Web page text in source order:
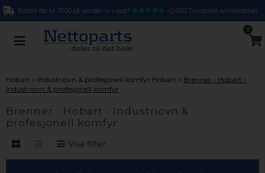
Bestill før kl. 17.00 så sender vi i dag* >2.000 Trustpilot anmeldelser
0
Hobart » Industriovn & profesjonell komfyr Hobart » Brenner - Hobart -
Industriovn & profesjonell komfyr
Brenner - Hobart - Industriovn &
profesjonell komfyr
Visa filter